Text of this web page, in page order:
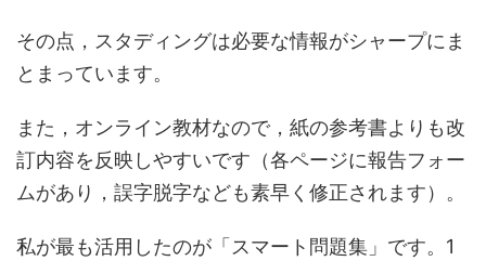
その点，スタディングは必要な情報がシャープにま
とまっています。
また，オンライン教材なので，紙の参考書よりも改
訂内容を反映しやすいです（各ページに報告フォー
ムがあり，誤字脱字なども素早く修正されます）。
私が最も活用したのが「スマート問題集」です。1